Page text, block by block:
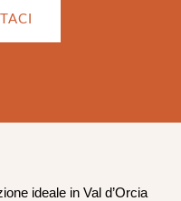
ideale in Val d’Orcia